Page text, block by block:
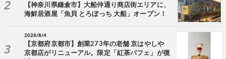
【神奈川県鎌倉市】大船仲通り商店街エリアに、
海鮮居酒屋「魚貝 とろぼっち 大船」オープン！
2026/8/4
【京都府京都市】創業273年の老舗 京はやしや
京都店がリニューアル。限定「紅茶パフェ」が復